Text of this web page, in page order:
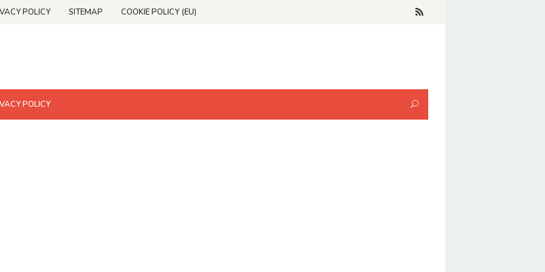
POLICY SITEMAP COOKIE POLICY (EU)
POLICY